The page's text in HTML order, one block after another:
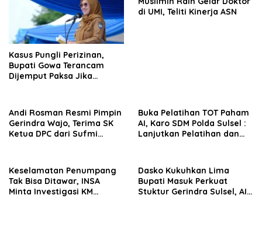
Kasus Pungli Perizinan,
Bupati Gowa Terancam
Dijemput Paksa Jika
di UMI, Teliti Kinerja ASN
Andi Rosman Resmi Pimpin
Gerindra Wajo, Terima SK
Ketua DPC dari Sufmi
Buka Pelatihan TOT Paham
AI, Karo SDM Polda Sulsel :
Lanjutkan Pelatihan dan
Keselamatan Penumpang
Tak Bisa Ditawar, INSA
Minta Investigasi KM
Dasko Kukuhkan Lima
Bupati Masuk Perkuat
Stuktur Gerindra Sulsel, AIA